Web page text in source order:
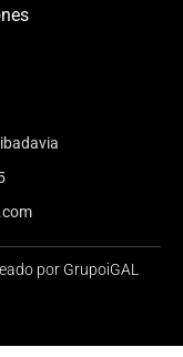
por GrupoiGAL